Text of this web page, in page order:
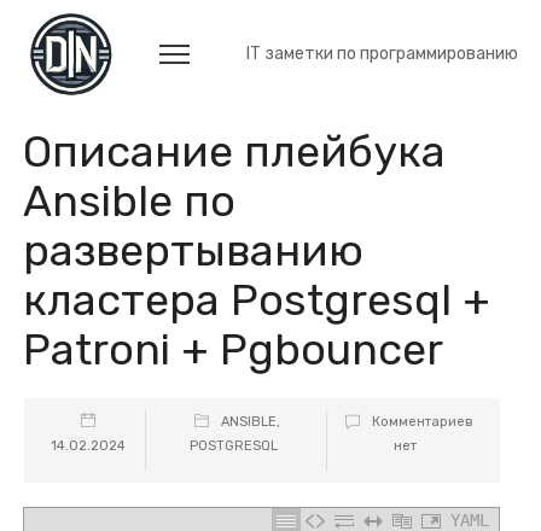
IT заметки по программированию
Описание плейбука
Ansible по
развертыванию
кластера Postgresql +
Patroni + Pgbouncer
14.02.2024
ANSIBLE,
POSTGRESQL
Комментариев
нет
YAML